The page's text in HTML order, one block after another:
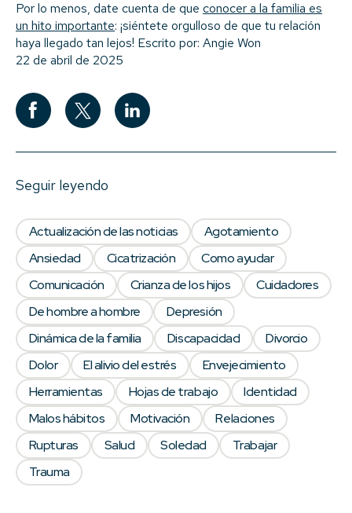
Por lo menos, date cuenta de que conocer a la familia es
un hito importante: ¡siéntete orgulloso de que tu relación
haya llegado tan lejos! Escrito por: Angie Won
22 de abril de 2025
Seguir leyendo
Actualización de las noticias
Agotamiento
Ansiedad
Cicatrización
Como ayudar
Comunicación
Crianza de los hijos
Cuidadores
De hombre a hombre
Depresión
Dinámica de la familia
Discapacidad
Divorcio
Dolor
El alivio del estrés
Envejecimiento
Herramientas
Hojas de trabajo
Identidad
Malos hábitos
Motivación
Relaciones
Rupturas
Salud Soledad
Trabajar
Trauma